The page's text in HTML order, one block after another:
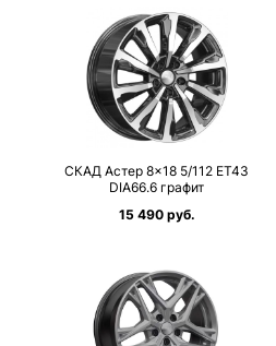
СКАД Астер 8×18 5/112 ET43
DIA66.6 графит
15 490 руб.